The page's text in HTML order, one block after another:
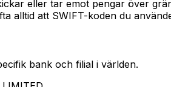
eller tar emot pengar över
alltid att SWIFT-koden du
bank och filial i världen.